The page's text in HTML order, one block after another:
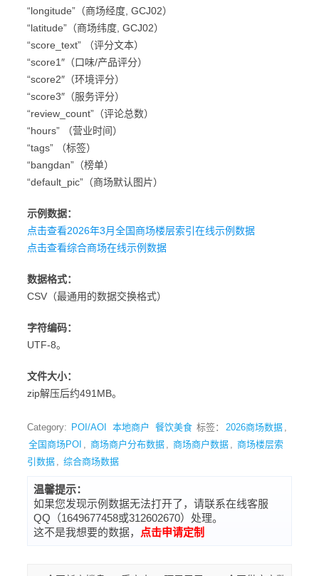
“longitude”（商场经度, GCJ02）
“latitude”（商场纬度, GCJ02）
“score_text” （评分文本）
“score1″（口味/产品评分）
“score2″（环境评分）
“score3″（服务评分）
“review_count”（评论总数）
“hours” （营业时间）
“tags” （标签）
“bangdan”（榜单）
“default_pic”（商场默认图片）
示例数据：
点击查看2026年3月全国商场楼层索引在线示例数据
点击查看综合商场在线示例数据
数据格式：
CSV（最通用的数据交换格式）
字符编码：
UTF-8。
文件大小：
zip解压后约491MB。
Category: POI/AOI 本地商户 餐饮美食 标签： 2026商场数据 ,
全国商场POI , 商场商户分布数据 , 商场商户数据 , 商场楼层索
引数据 , 综合商场数据
温馨提示：
如果您发现示例数据无法打开了，请联系在线客服
QQ（1649677458或312602670）处理。
这不是我想要的数据，
点击申请定制